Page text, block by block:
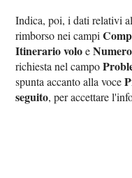
Indica, poi, i dati relativi
rimborso nei campi
Itinerario voloe
richiesta nel campo
spunta accanto alla voce
seguito, per accettare